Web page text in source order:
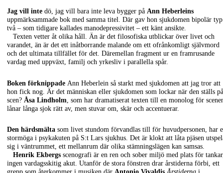
Jag vill inte dö, jag vill bara inte leva bygger på Ann Heberleins
uppmärksammade bok med samma titel. Där gav hon sjukdomen bipolär typ
två – som tidigare kallades manodepressivitet – ett känt ansikte.
Texten vetter åt olika håll. Än är det filosofiska utblickar över livet och
varandet, än är det ett inåtborrande malande om ett ofrånkomligt självmord
och det ultimata tillfället för det. Däremellan fragment ur en framrusande
vardag med uppväxt, familj och yrkesliv i parallella spår.
Boken förknippade Ann Heberlein så starkt med sjukdomen att jag tror att
hon fick nog. Är det människan eller sjukdomen som lockar när den ställs på
scen? Åsa Lindholm , som har dramatiserat texten till en monolog för
lånar långa sjok rätt av, men stuvar om, skär och accentuerar.
Den härdsmälta som livet stundom förvandlas till för huvudpersonen, har
stormöga i psykakuten på S:t Lars sjukhus. Det är klokt att låta pjäsen
sig i väntrummet, ett mellanrum där olika stämningslägen kan samsas.
Henrik Ekbergs scenografi är en ren och sober miljö med plats för
ingen vardagsskitig akut. Utanför de stora fönstren drar årstiderna förbi, ett